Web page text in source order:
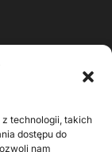
technologii, takich
dostępu do
nam